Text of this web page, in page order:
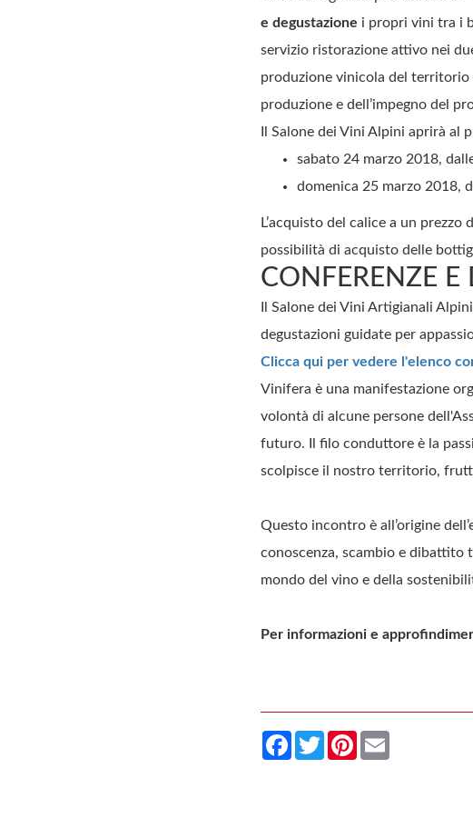
e degustazione i propri vini tra i
servizio ristorazione attivo nei
produzione vinicola del territorio
produzione e dell’impegno del
Il Salone dei Vini Alpini aprirà al
sabato 24 marzo 2018,
domenica 25 marzo 2018,
L’acquisto del calice a un
possibilità di acquisto delle
CONFERENZE
Il Salone dei Vini Artigianali
degustazioni guidate per
Clicca qui per vedere l'elenco
Vinifera è una manifestazione
volontà di alcune persone
futuro. Il filo conduttore è la
scolpisce il nostro territorio,
Questo incontro è all’origine
conoscenza, scambio e
mondo del vino e della
Per informazioni e
Facebook
TwitterPinterest